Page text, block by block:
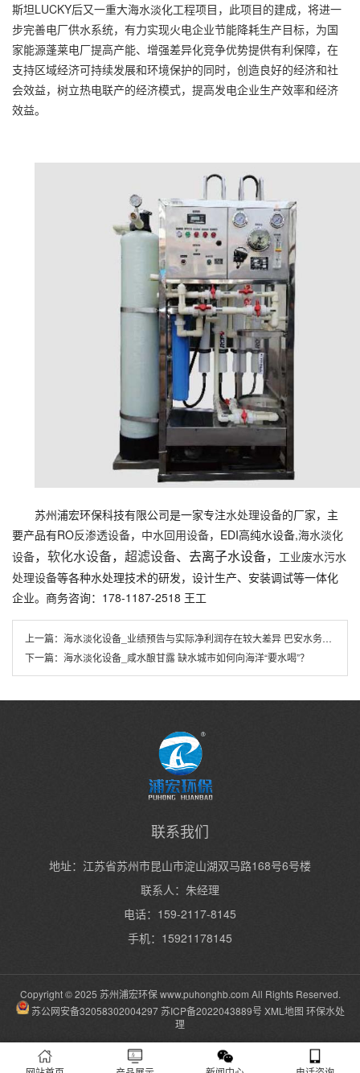
斯坦LUCKY后又一重大海水淡化工程项目，此项目的建成，将进一
步完善电厂供水系统，有力实现火电企业节能降耗生产目标，为国
家能源蓬莱电厂提高产能、增强差异化竞争优势提供有利保障，在
支持区域经济可持续发展和环境保护的同时，创造良好的经济和社
会效益，树立热电联产的经济模式，提高发电企业生产效率和经济
效益。
苏州浦宏环保科技有限公司是一家专注水处理设备的厂家，主
要产品有RO反渗透设备， 中水回用设备，EDI高纯水设备,海水淡化
设备， 软化水设备， 超滤设备、去离子水设备， 工业废水污水
处理设备等各种水处理技术的研发，设计生产、安装调试等一体化
企业。商务咨询：178-1187-2518 王工
上一篇： 海水淡化设备_业绩预告与实际净利润存在较大差异 巴安水务遭上海证监局出具警示函
下一篇： 海水淡化设备_咸水酿甘露 缺水城市如何向海洋“要水喝”？
联系我们
地址：江苏省苏州市昆山市淀山湖双马路168号6号楼
联系人：朱经理
电话：159-2117-8145
手机：15921178145
Copyright © 2025 苏州浦宏环保www.puhonghb.com All Rights Reserved.
苏公网安备32058302004297 苏ICP备2022043889号 XML地图 环保水处
理